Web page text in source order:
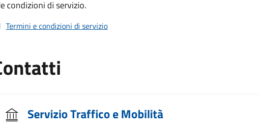
condizioni di servizio.
Termini e condizioni di servizio
Servizio Traffico e Mobilità